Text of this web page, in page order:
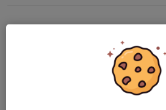
Inga album